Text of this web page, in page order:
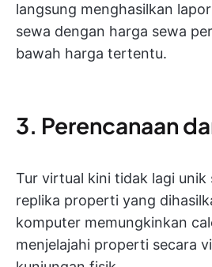
langsung menghasilkan
sewa dengan harga sewa
bawah harga tertentu.
3. Perencanaan
Tur virtual kini tidak lagi
replika properti yang
komputer memungkinkan
menjelajahi properti secara